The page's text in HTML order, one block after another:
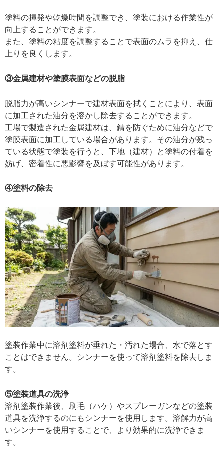
塗料の揮発や乾燥時間を調整でき、塗装における作業性が
向上することができます。
また、塗料の粘度を調整することで表面のムラを抑え、仕
上りを良くします。
③金属建材や塗膜表面などの脱脂
脱脂力が高いシンナーで建材表面を拭くことにより、表面
に加工された油分を溶かし除去することができます。
工場で製造された金属建材は、錆を防ぐために油分などで
塗膜表面に加工している場合があります。その油分が残っ
ている状態で塗装を行うと、下地（建材）と塗料の付着を
妨げ、密着性に悪影響を及ぼす可能性があります。
④塗料の除去
塗装作業中に溶剤塗料が垂れた・汚れた場合、水で落とす
ことはできません。シンナーを使って溶剤塗料を除去しま
す。
⑤塗装道具の洗浄
溶剤塗装作業後、刷毛（ハケ）やスプレーガンなどの塗装
道具を洗浄するのにもシンナーを使用します。溶解力が高
いシンナーを使用することで、より効果的に洗浄できま
す。